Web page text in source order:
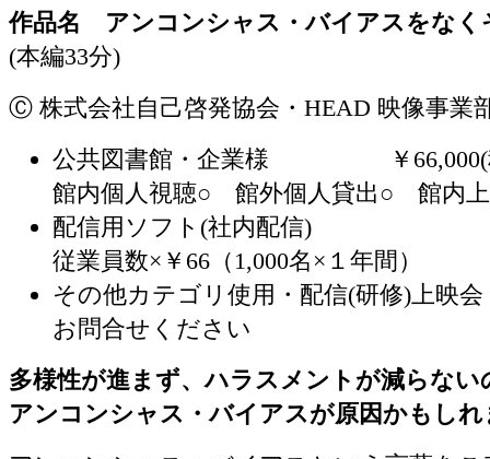
作品名 アンコンシャス・バイアスをなく
(本編33分)
Ⓒ 株式会社自己啓発協会・HEAD 映像事業
公共図書館・企業様 ￥66,000(
館内個人視聴○ 館外個人貸出○ 館内
配信用ソフト(社内配信)
従業員数×￥66（1,000名×１年間）
その他カテゴリ使用・配信(研修)上映会
お問合せください
多様性が進まず、ハラスメントが減らない
アンコンシャス・バイアスが原因かもし